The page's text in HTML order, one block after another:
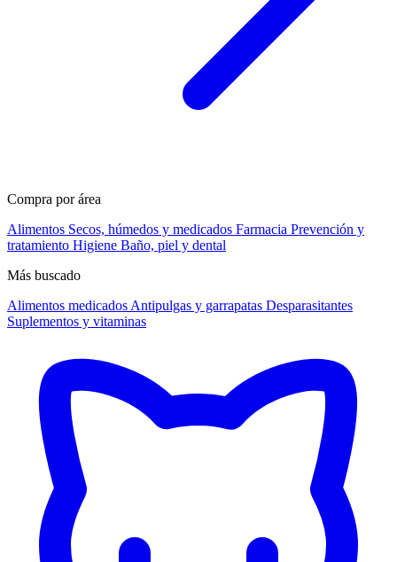
Compra por área
Alimentos Secos, húmedos y medicados Farmacia Prevención y
tratamiento Higiene Baño, piel y dental
Más buscado
Alimentos medicados Antipulgas y garrapatas Desparasitantes
Suplementos y vitaminas